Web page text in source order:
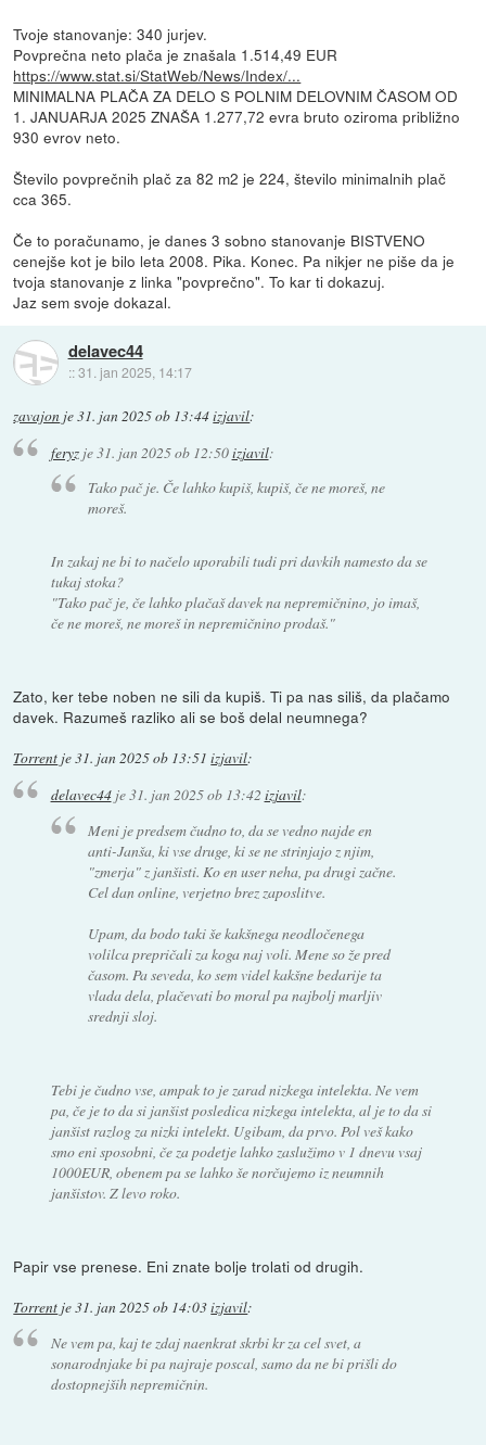
Tvoje stanovanje: 340 jurjev.
Povprečna neto plača je znašala 1.514,49 EUR
https://www.stat.si/StatWeb/News/Index/...
MINIMALNA PLAČA ZA DELO S POLNIM DELOVNIM ČASOM OD
1. JANUARJA 2025 ZNAŠA 1.277,72 evra bruto oziroma približno
930 evrov neto.
Število povprečnih plač za 82 m2 je 224, število minimalnih plač
cca 365.
Če to poračunamo, je danes 3 sobno stanovanje BISTVENO
cenejše kot je bilo leta 2008. Pika. Konec. Pa nikjer ne piše da je
tvoja stanovanje z linka "povprečno". To kar ti dokazuj.
Jaz sem svoje dokazal.
delavec44
::31. jan 2025, 14:17
zavajon je31. jan 2025 ob 13:44izjavil:
feryzje31. jan 2025 ob 12:50izjavil:
Tako pač je. Če lahko kupiš, kupiš, če ne moreš, ne
moreš.
In zakaj ne bi to načelo uporabili tudi pri davkih namesto da se
tukaj stoka?
"Tako pač je, če lahko plačaš davek na nepremičnino, jo imaš,
če ne moreš, ne moreš in nepremičnino prodaš."
Zato, ker tebe noben ne sili da kupiš. Ti pa nas siliš, da plačamo
davek. Razumeš razliko ali se boš delal neumnega?
Torrent je31. jan 2025 ob 13:51 izjavil:
delavec44je31. jan 2025 ob 13:42 izjavil:
Meni je predsem čudno to, da se vedno najde en
anti-Janša, ki vse druge, ki se ne strinjajo z njim,
"zmerja" z janšisti. Ko en user neha, pa drugi začne.
Cel dan online, verjetno brez zaposlitve.
Upam, da bodo taki še kakšnega neodločenega
volilca prepričali za koga naj voli. Mene so že pred
časom. Pa seveda, ko sem videl kakšne bedarije ta
vlada dela, plačevati bo moral pa najbolj marljiv
srednji sloj.
Tebi je čudno vse, ampak to je zarad nizkega intelekta. Ne vem
pa, če je to da si janšist posledica nizkega intelekta, al je to da si
janšist razlog za nizki intelekt. Ugibam, da prvo. Pol veš kako
smo eni sposobni, če za podetje lahko zaslužimo v 1 dnevu vsaj
1000EUR, obenem pa se lahko še norčujemo iz neumnih
janšistov. Z levo roko.
Papir vse prenese. Eni znate bolje trolati od drugih.
Torrent je31. jan 2025 ob 14:03izjavil:
Ne vem pa, kaj te zdaj naenkrat skrbi kr za cel svet, a
sonarodnjake bi pa najraje poscal, samo da ne bi prišli do
dostopnejših nepremičnin.